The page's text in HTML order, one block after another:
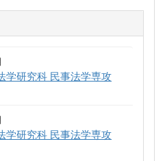
学研究科 民事法学専攻
学研究科 民事法学専攻